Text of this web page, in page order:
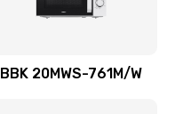
BBK 20MWS-761M/W